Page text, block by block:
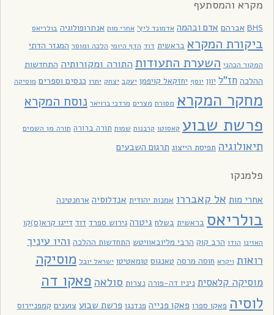
מקרא והמסתעף
BHS אברהם אדם ובהמה אדמונד ליץ' אחרי מות אנתרופולוגיה בולריאס
ביקורת המקרא בראשית דוד הדף היומי הלכה ומוסר המגזר הדתי
המקור הכהני השערת התעודות התורה ומקורותיה התחדשות
ההלכה חז"ל יוון יוסף יחזקאל קויפמן יעקב יצחק יתרו כנסים וספרים מוסיקה
מחקר המקרא מסורת מצרים מרדכי ברויאר נוסח המקרא
פרשת שבוע קאסוטו קרבנות שמות תורה ברורה תורה מן השמים
תיאולוגיה תפיסת הייצוג תרגום השבעים
פלמנקו
אחרי מות אל קאבררו אמנות יהודית אנדלוסיה ארחנטינה
בולריאס בראשית בשלח גיטרה גירוש ספרד דוד דייגו קרא(ס)קו
האזינו הודו הרב קוק הרבי מליובאוויטש התחדשות ההלכה והיו עיניך
רואות ויקרא חוסה מרסה טאנגוס טומאטיטו ישראל יובל מוסיקה
מוסיקה קלאסית ניניו דה-פורה נצרות סולאה פאקו דה
לוסיה פאקו ספרו פאקו פנייה פנדנגו פרשת שבוע צוענים קמפניירוס